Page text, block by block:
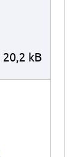
20,2 kB